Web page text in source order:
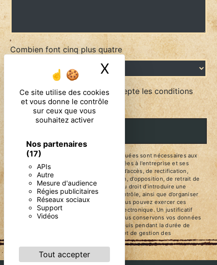
Ce site utilise des cookies
et vous donne le contrôle
sur ceux que vous
souhaitez activer
Nos partenaires
(17)
APIs
Autre
Mesure d'audience
Régies publicitaires
Réseaux sociaux
Support
Vidéos
Tout accepter
X Masquer le
Combien font cinq plus quatre
En cochant cette case, j'accepte les conditions
particulières ci-dessous **
** Les données personnelles communiquées sont nécessaires aux
fins de vous contacter. Elles sont destinées à l'entreprise et ses
sous-traitants. Vous disposez de droits d’accès, de rectification,
d’effacement, de portabilité, de limitation, d’opposition, de retrait de
votre consentement à tout moment et du droit d’introduire une
réclamation auprès d’une autorité de contrôle, ainsi que d’organiser
le sort de vos données post-mortem. Vous pouvez exercer ces
droits par voie postale ou par courrier électronique. Un justificatif
d'identité pourra vous être demandé. Nous conservons vos données
pendant la période de prise de contact puis pendant la durée de
prescription légale aux fins probatoires et de gestion des